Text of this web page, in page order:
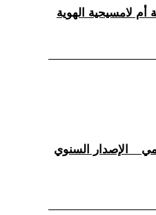
_ الإصدار السنوي